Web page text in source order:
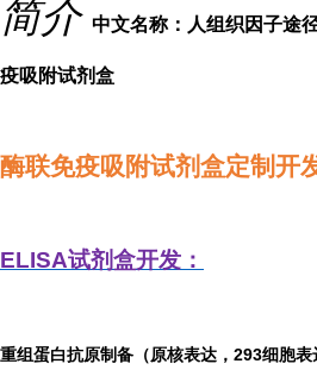
简介 中文名称：人组织因子途
疫吸附试剂盒
酶联免疫吸附试剂盒定制开
ELISA试剂盒开发：
重组蛋白抗原制备（原核表达，293细胞表